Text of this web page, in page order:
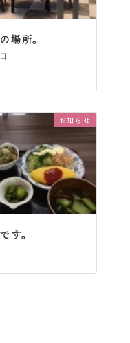
場所。
お知らせ
す。